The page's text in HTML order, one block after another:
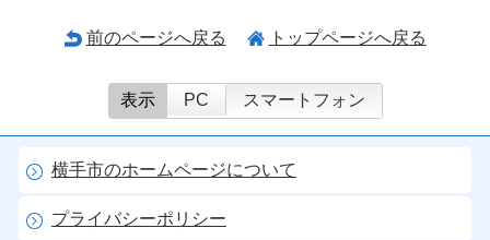
前のページへ戻る トップページへ戻る
表示 PC スマートフォン
横手市のホームページについて
プライバシーポリシー